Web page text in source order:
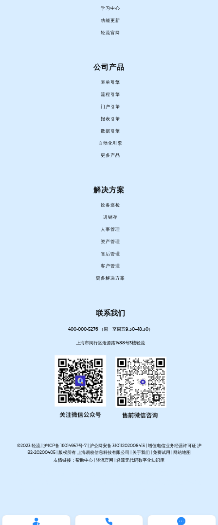
学习中心
功能更新
轻流官网
公司产品
表单引擎
流程引擎
门户引擎
报表引擎
数据引擎
自动化引擎
更多产品
解决方案
设备巡检
进销存
人事管理
资产管理
售后管理
客户管理
更多解决方案
联系我们
400-000-5276 （周一至周五9:30—18:30）
上海市闵行区沧源路1488号3楼轻流
©2023 轻流 |沪ICP备 16014957号-7|沪公网安备 31011202008413| 增值电信业务经营许可证 沪
B2-20200405 | 版权所有 上海易校信息科技有限公司 |关于我们 |免费试用 |网站地图
友情链接： 帮助中心|轻流官网 |轻流无代码数字化知识库
  